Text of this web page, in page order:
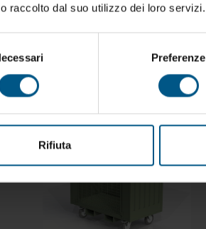
raccolto dal suo utilizzo dei loro servizi.
Preferenze
Rifiuta